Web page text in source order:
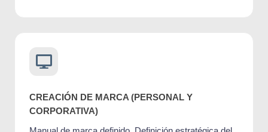
CREACIÓN DE MARCA (PERSONAL Y
CORPORATIVA)